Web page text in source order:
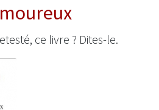
ce livre ? Dites-le.